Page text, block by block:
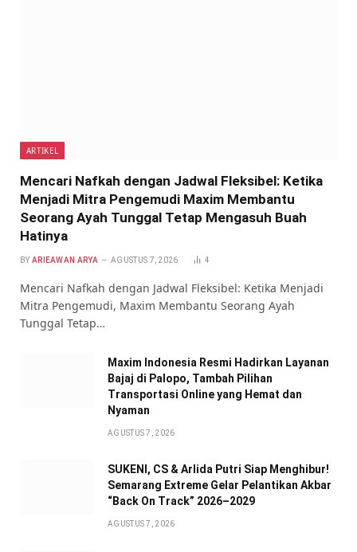
ARTIKEL
Mencari Nafkah dengan Jadwal Fleksibel: Ketika
Menjadi Mitra Pengemudi Maxim Membantu
Seorang Ayah Tunggal Tetap Mengasuh Buah
Hatinya
BY ARIEAWAN ARYA AGUSTUS 7, 2026 4
Mencari Nafkah dengan Jadwal Fleksibel: Ketika Menjadi
Mitra Pengemudi, Maxim Membantu Seorang Ayah
Tunggal Tetap…
Maxim Indonesia Resmi Hadirkan Layanan
Bajaj di Palopo, Tambah Pilihan
Transportasi Online yang Hemat dan
Nyaman
AGUSTUS 7, 2026
SUKENI, CS & Arlida Putri Siap Menghibur!
Semarang Extreme Gelar Pelantikan Akbar
“Back On Track” 2026–2029
AGUSTUS 7, 2026